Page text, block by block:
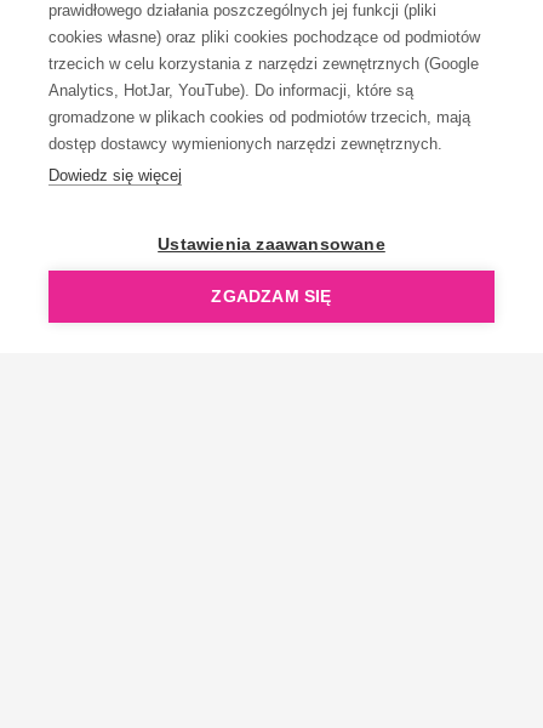
prawidłowego działania poszczególnych jej funkcji (pliki
cookies własne) oraz pliki cookies pochodzące od podmiotów
trzecich w celu korzystania z narzędzi zewnętrznych (Google
Analytics, HotJar, YouTube). Do informacji, które są
gromadzone w plikach cookies od podmiotów trzecich, mają
dostęp dostawcy wymienionych narzędzi zewnętrznych.
Dowiedz się więcej
Ustawienia zaawansowane
ZGADZAM SIĘ
KONTAKT
OpenGift jest częścią ReflectGroup.